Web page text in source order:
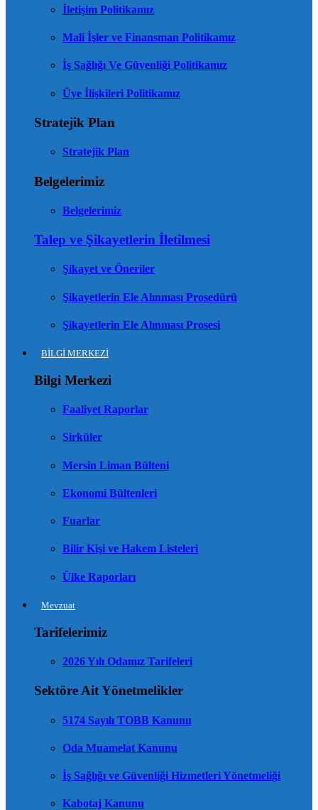
İletişim Politikamız
Mali İşler ve Finansman Politikamız
İş Sağlığı Ve Güvenliği Politikamız
Üye İlişkileri Politikamız
Stratejik Plan
Stratejik Plan
Belgelerimiz
Belgelerimiz
Talep ve Şikayetlerin İletilmesi
Şikayet ve Öneriler
Şikayetlerin Ele Alınması Prosedürü
Şikayetlerin Ele Alınması Prosesi
BİLGİ MERKEZİ
Bilgi Merkezi
Faaliyet Raporlar
Sirküler
Mersin Liman Bülteni
Ekonomi Bültenleri
Fuarlar
Bilir Kişi ve Hakem Listeleri
Ülke Raporları
Mevzuat
Tarifelerimiz
2026 Yılı Odamız Tarifeleri
Sektöre Ait Yönetmelikler
5174 Sayılı TOBB Kanunu
Oda Muamelat Kanunu
İş Sağlığı ve Güvenliği Hizmetleri Yönetmeliği
Kabotaj Kanunu